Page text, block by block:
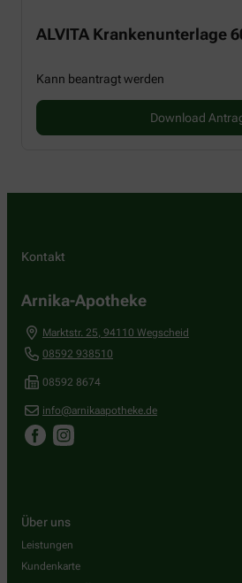
ALVITA Krankenunterlage
Kann beantragt werden
Download
Kontakt
Arnika-Apotheke
Marktstr. 25, 94110 Wegscheid
08592 938510
08592 8674
info@arnikaapotheke.de
Über uns
Leistungen
Kundenkarte